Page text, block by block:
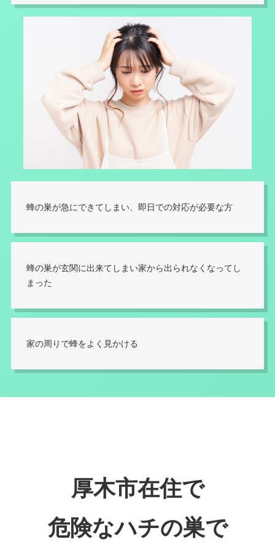
蜂の巣が急にできてしまい、即日での対応が必要な方
蜂の巣が玄関に出来てしまい家から出られなくなってし
まった
家の周りで蜂をよく見かける
厚木市在住で
危険なハチの巣で